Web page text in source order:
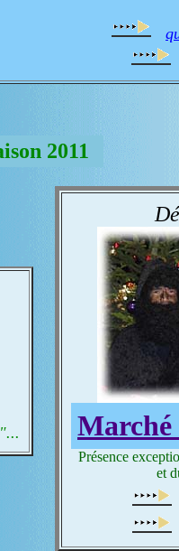
2011
Marché
Présence
et